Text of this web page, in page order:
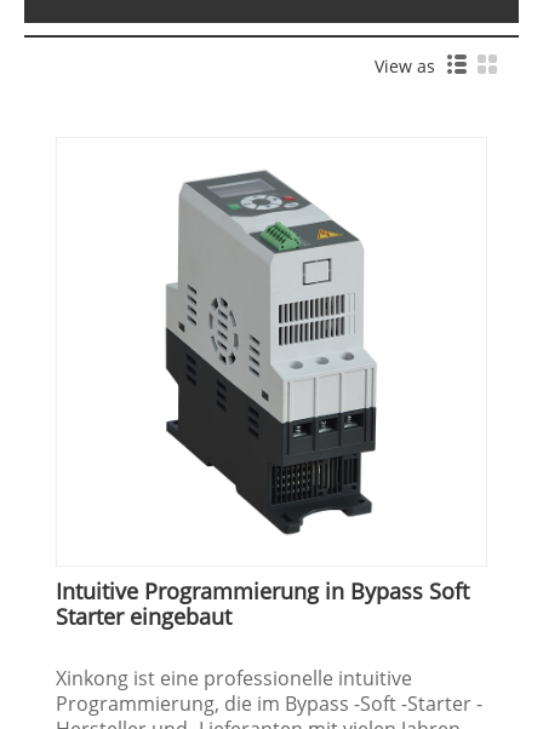
View as
Intuitive Programmierung in Bypass Soft
Starter eingebaut
Xinkong ist eine professionelle intuitive
Programmierung, die im Bypass -Soft -Starter -